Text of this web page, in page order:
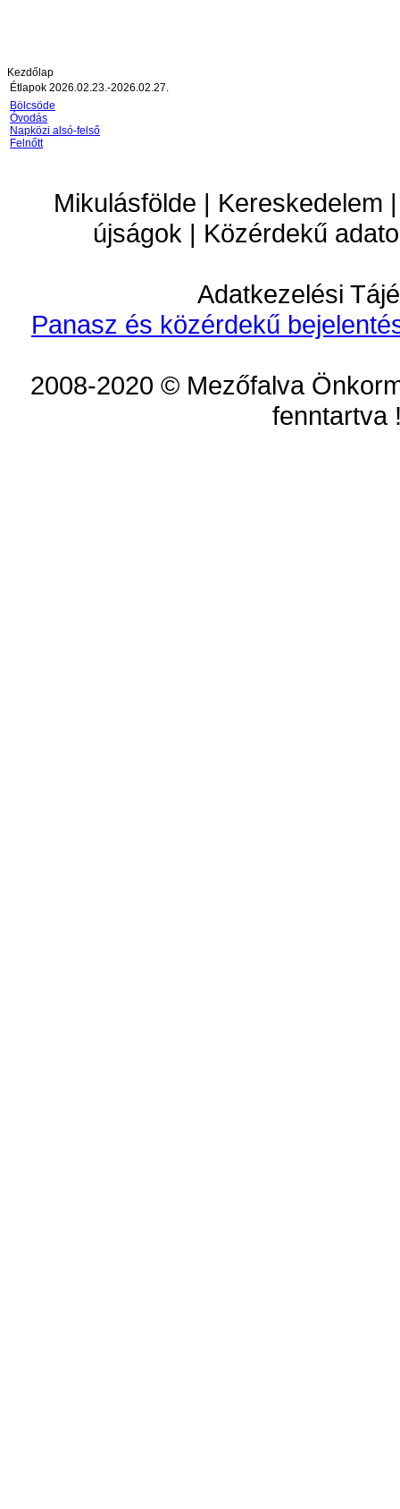
Kezdőlap
Étlapok 2026.02.23.-2026.02.27.
Bölcsöde
Óvodás
Napközi alsó-felső
Felnőtt
Mikulásfölde | Kereskedelem
újságok | Közérdekű
Adatkezelési
Panasz és közérdekű
2008-2020 © Mezőfalva
fenntartva